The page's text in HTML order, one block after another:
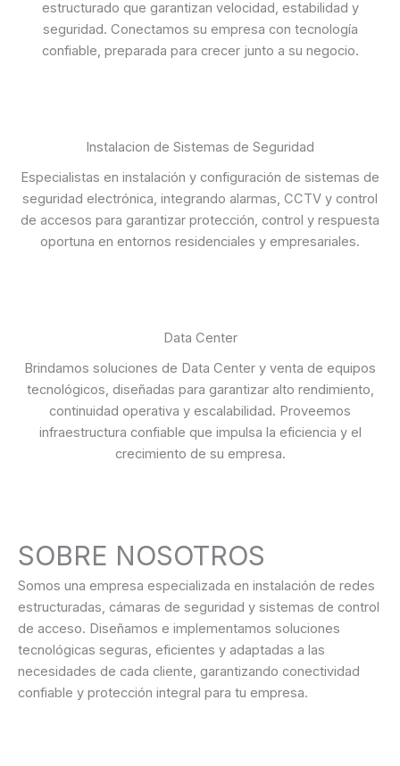
estructurado que garantizan velocidad, estabilidad y
seguridad. Conectamos su empresa con tecnología
confiable, preparada para crecer junto a su negocio.
Instalacion de Sistemas de Seguridad
Especialistas en instalación y configuración de sistemas de
seguridad electrónica, integrando alarmas, CCTV y control
de accesos para garantizar protección, control y respuesta
oportuna en entornos residenciales y empresariales.
Data Center
Brindamos soluciones de Data Center y venta de equipos
tecnológicos, diseñadas para garantizar alto rendimiento,
continuidad operativa y escalabilidad. Proveemos
infraestructura confiable que impulsa la eficiencia y el
crecimiento de su empresa.
SOBRE NOSOTROS
Somos una empresa especializada en instalación de redes
estructuradas, cámaras de seguridad y sistemas de control
de acceso. Diseñamos e implementamos soluciones
tecnológicas seguras, eficientes y adaptadas a las
necesidades de cada cliente, garantizando conectividad
confiable y protección integral para tu empresa.